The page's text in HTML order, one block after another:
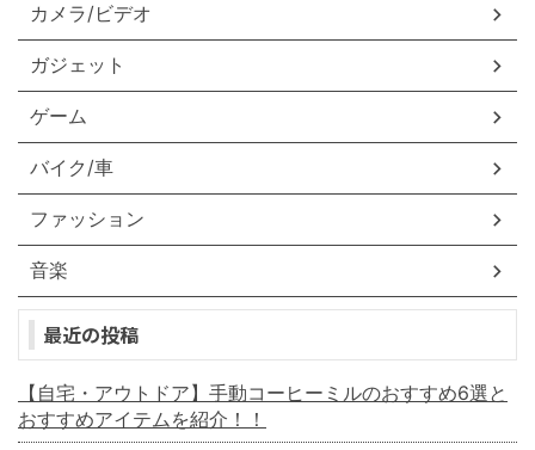
カメラ/ビデオ
ガジェット
ゲーム
バイク/車
ファッション
音楽
最近の投稿
【自宅・アウトドア】手動コーヒーミルのおすすめ6選と
おすすめアイテムを紹介！！